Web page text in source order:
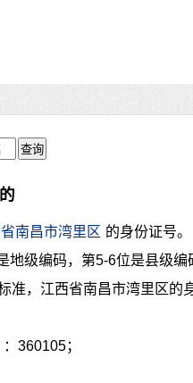
南昌市湾里区 的身份证号。
级编码，第5-6位是县级编
准，江西省南昌市湾里区的
360105；